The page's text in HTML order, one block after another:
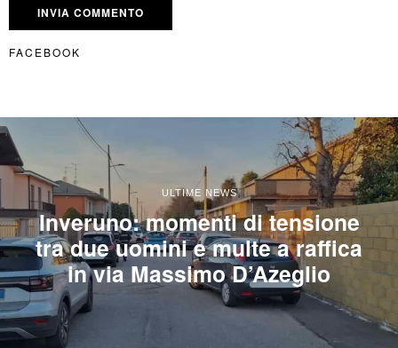
FACEBOOK
ULTIME NEWS
Inveruno: momenti di tensione
tra due uomini e multe a raffica
in via Massimo D’Azeglio